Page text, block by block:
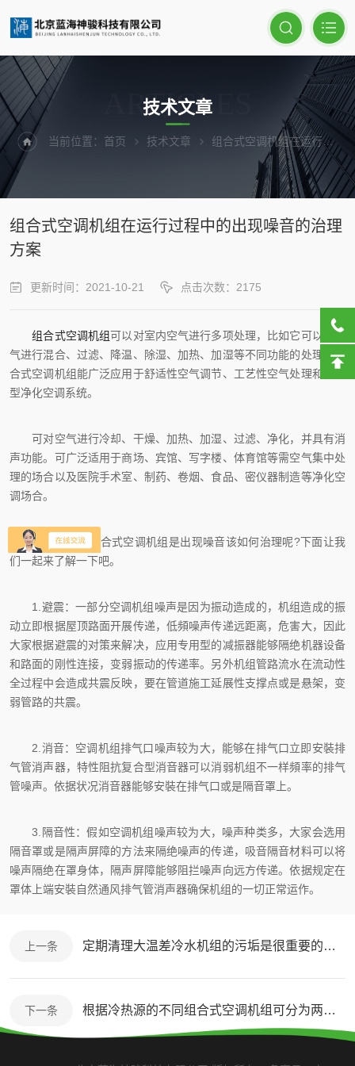
ARTICLES
技术文章
当前位置： 首页 技术文章 组合式空调机组在运行过程中的出现噪音的治理方案
组合式空调机组在运行过程中的出现噪音的治理
方案
更新时间：2021-10-21 点击次数：2175
组合式空调机组可以对室内空气进行多项处理，比如它可以对空
气进行混合、过滤、降温、除湿、加热、加湿等不同功能的处理
，组
合式空调机组能广泛应用于舒适性空气调节、工艺性空气处理和大中
型净化空调系统。
可对空气进行冷却、干燥、加热、加湿、过滤、净化，并具有消
声功能。可广泛适用于商场、宾馆、写字楼、体育馆等需空气集中处
理的场合以及医院手术室、制药、卷烟、食品、密仪器制造等净化空
调场合。
那么在使用组合式空调机组是出现噪音该如何治理呢?下面让我
们一起来了解一下吧。
1.避震：一部分空调机组噪声是因为振动造成的，机组造成的振
动立即根据屋顶路面开展传递，低頻噪声传递远距离，危害大，因此
大家根据避震的对策来解决，应用专用型的减振器能够隔绝机器设备
和路面的刚性连接，变弱振动的传递率。另外机组管路流水在流动性
全过程中会造成共震反映，要在管道施工延展性支撑点或是悬架，变
弱管路的共震。
2.消音：空调机组排气口噪声较为大，能够在排气口立即安裝排
气管消声器，特性阻抗复合型消音器可以消弱机组不一样頻率的排气
管噪声。依据状况消音器能够安裝在排气口或是隔音罩上。
3.隔音性：假如空调机组噪声较为大，噪声种类多，大家会选用
隔音罩或是隔声屏障的方法来隔绝噪声的传递，吸音隔音材料可以将
噪声隔绝在罩身体，隔声屏障能够阻拦噪声向远方传递。依据规定在
罩体上端安裝自然通风排气管消声器确保机组的一切正常运作。
上一条 定期清理大温差冷水机组的污垢是很重要的事情
下一条 根据冷热源的不同组合式空调机组可分为两种类型